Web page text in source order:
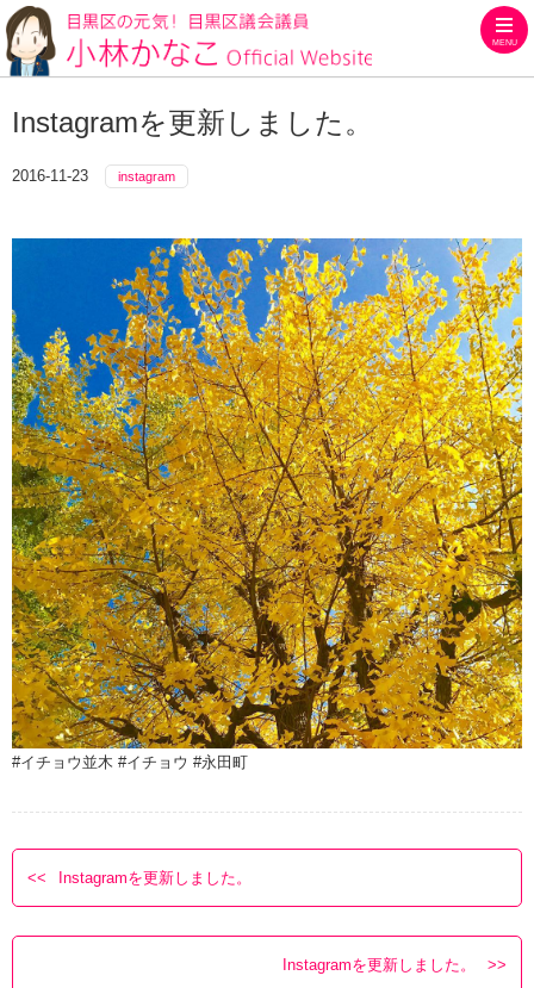
MENU
Instagramを更新しました。
2016-11-23 instagram
#イチョウ並木 #イチョウ #永田町
Instagramを更新しました。
Instagramを更新しました。